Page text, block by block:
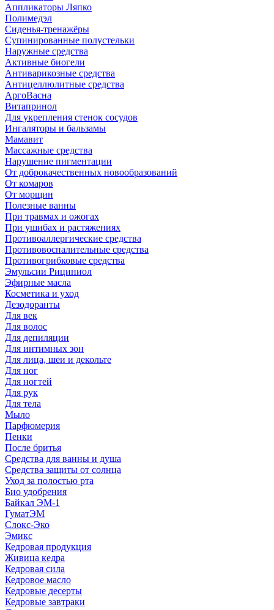
Аппликаторы Ляпко
Полимедэл
Сиденья-тренажёры
Супинированные полустельки
Наружные средства
Активные биогели
Антиварикозные средства
Антицеллюлитные средства
АргоВасна
Витапринол
Для укрепления стенок сосудов
Ингаляторы и бальзамы
Мамавит
Массажные средства
Нарушение пигментации
От доброкачественных новообразований
От комаров
От морщин
Полезные ванны
При травмах и ожогах
При ушибах и растяжениях
Противоаллергические средства
Противовоспалительные средства
Противогрибковые средства
Эмульсии Рициниол
Эфирные масла
Косметика и уход
Дезодоранты
Для век
Для волос
Для депиляции
Для интимных зон
Для лица, шеи и декольте
Для ног
Для ногтей
Для рук
Для тела
Мыло
Парфюмерия
Пенки
После бритья
Средства для ванны и душа
Средства защиты от солнца
Уход за полостью рта
Био удобрения
Байкал ЭМ-1
ГуматЭМ
Слокс-Эко
Эмикс
Кедровая продукция
Живица кедра
Кедровая сила
Кедровое масло
Кедровые десерты
Кедровые завтраки